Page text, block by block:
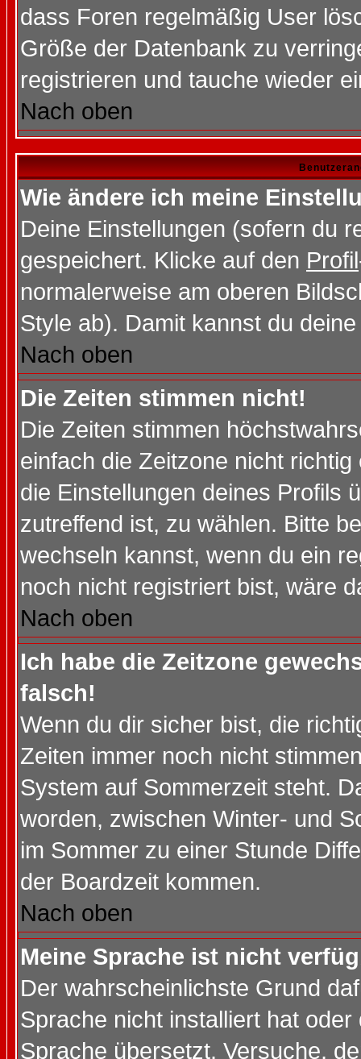
dass Foren regelmäßig User
Größe der Datenbank zu
registrieren und tauche wieder
Nach oben
Wie ändere ich meine
Deine Einstellungen (sofern du
gespeichert. Klicke auf den Profil
normalerweise am oberen
Style ab). Damit kannst du
Nach oben
Die Zeiten stimmen nicht!
Die Zeiten stimmen
einfach die Zeitzone nicht
die Einstellungen deines Profils
zutreffend ist, zu wählen. Bitte
wechseln kannst, wenn du ein
noch nicht registriert bist, wäre
Nach oben
Ich habe die Zeitzone
falsch!
Wenn du dir sicher bist, die
Zeiten immer noch nicht
System auf Sommerzeit steht.
worden, zwischen Winter- und
im Sommer zu einer Stunde
der Boardzeit kommen.
Nach oben
Meine Sprache ist nicht
Der wahrscheinlichste Grund
Sprache nicht installiert hat
Sprache übersetzt. Versuche,